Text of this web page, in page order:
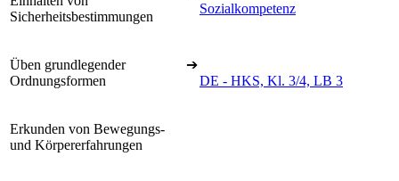
Sicherheitsbestimmungen
Sozialkompetenz
Üben grundlegender
Ordnungsformen
➔
DE - HKS, Kl. 3/4, LB 3
Erkunden von Bewegungs-
und Körpererfahrungen